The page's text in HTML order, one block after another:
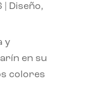
Diseño,
y
en su
colores